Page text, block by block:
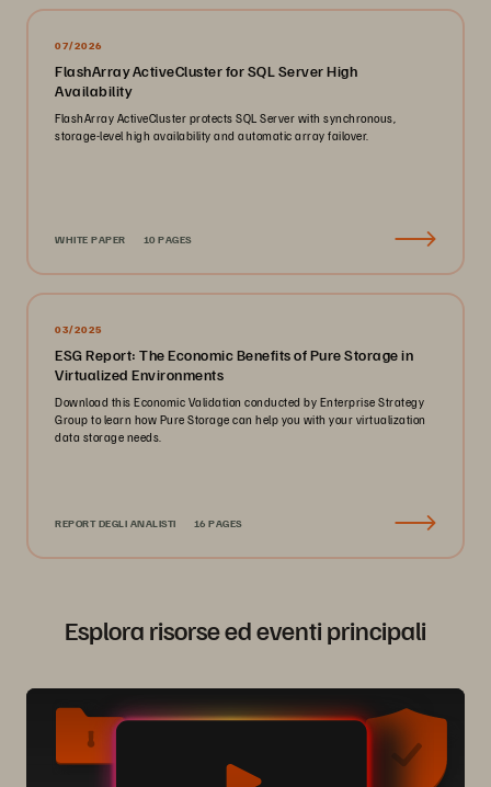
07/2026
FlashArray ActiveCluster for SQL Server High
Availability
FlashArray ActiveCluster protects SQL Server with synchronous,
storage-level high availability and automatic array failover.
WHITE PAPER 10 PAGES
03/2025
ESG Report: The Economic Benefits of Pure Storage in
Virtualized Environments
Download this Economic Validation conducted by Enterprise Strategy
Group to learn how Pure Storage can help you with your virtualization
data storage needs.
REPORT DEGLI ANALISTI 16 PAGES
Esplora risorse ed eventi principali